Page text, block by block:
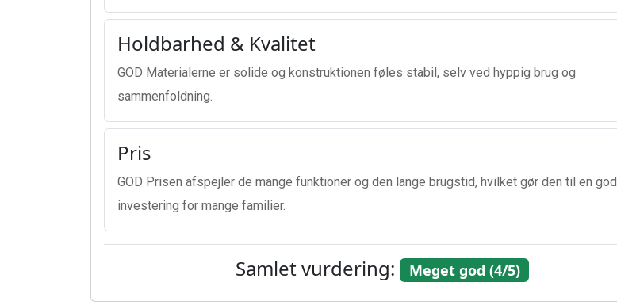
Holdbarhed & Kvalitet
GOD Materialerne er solide og konstruktionen føles stabil, selv ved hyppig brug og
sammenfoldning.
Pris
GOD Prisen afspejler de mange funktioner og den lange brugstid, hvilket gør den til en god
investering for mange familier.
Samlet vurdering: Meget god (4/5)